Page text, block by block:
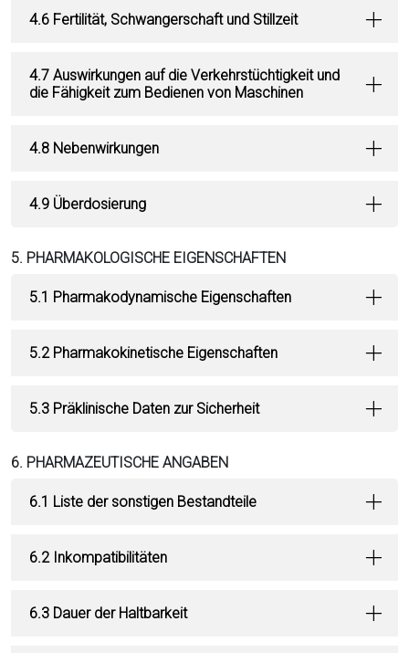
4.6 Fertilität, Schwangerschaft und Stillzeit
4.7 Auswirkungen auf die Verkehrstüchtigkeit und
die Fähigkeit zum Bedienen von Maschinen
4.8 Nebenwirkungen
4.9 Überdosierung
5. PHARMAKOLOGISCHE EIGENSCHAFTEN
5.1 Pharmakodynamische Eigenschaften
5.2 Pharmakokinetische Eigenschaften
5.3 Präklinische Daten zur Sicherheit
6. PHARMAZEUTISCHE ANGABEN
6.1 Liste der sonstigen Bestandteile
6.2 Inkompatibilitäten
6.3 Dauer der Haltbarkeit